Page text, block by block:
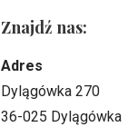
Znajdź nas:
Adres
Dylągówka 270
36-025 Dylągówka